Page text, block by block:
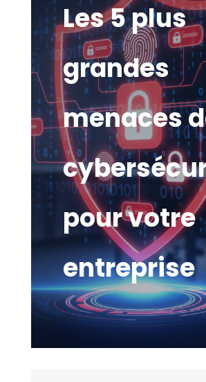
Les 5 plus
grandes
menaces
pour votre
entreprise